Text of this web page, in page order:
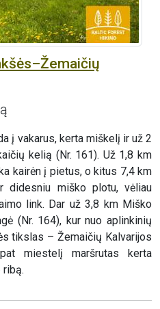
į vakarus, kerta miškelį ir už 2
kelią (Nr. 161). Už 1,8 km
kairėn į pietus, o kitus 7,4 km
didesniu miško plotu, vėliau
link. Dar už 3,8 km Miško
(Nr. 164), kur nuo aplinkinių
tikslas – Žemaičių Kalvarijos
miestelį maršrutas kerta
ribą.